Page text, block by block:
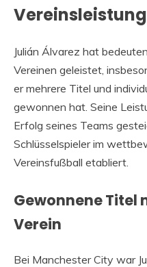
Julián Álvarez hat
Vereinen geleistet,
er mehrere Titel und
gewonnen hat. Seine
Erfolg seines Teams
Schlüsselspieler im
Vereinsfußball etabliert.
Gewonnene Titel
Verein
Bei Manchester City war